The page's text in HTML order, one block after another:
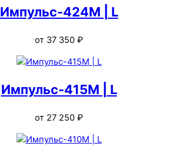
Импульс-424M | L
от 37 350 ₽
Импульс-415M | L
от 27 250 ₽